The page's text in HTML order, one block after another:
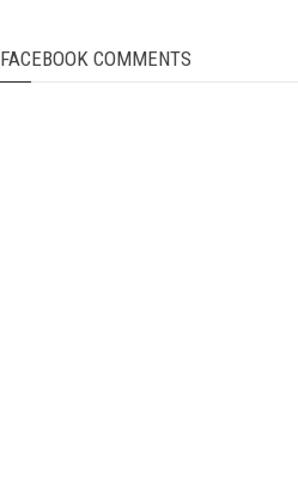
FACEBOOK COMMENTS